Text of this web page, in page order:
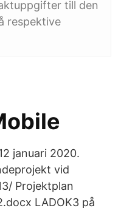
till den
respektive
januari 2020.
vid
Projektplan
LADOK3 på